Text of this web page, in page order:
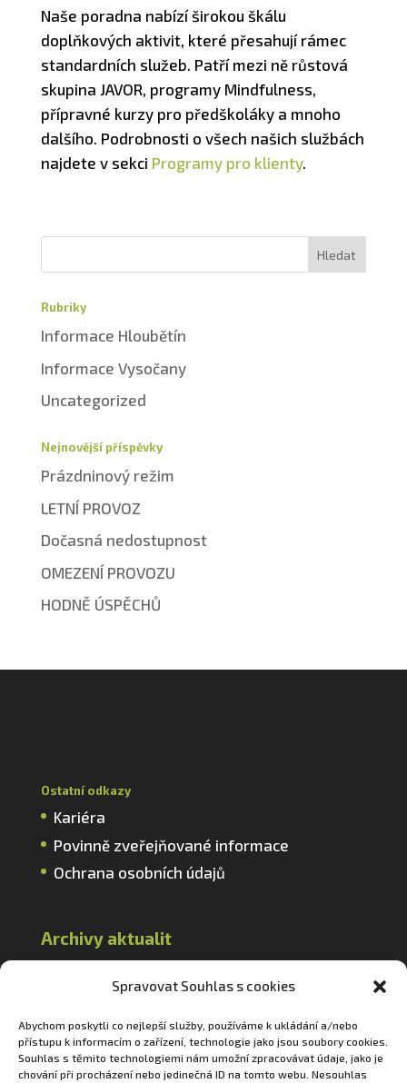
Spravovat Souhlas s cookies
Abychom poskytli co nejlepší služby, používáme k ukládání a/nebo
přístupu k informacím o zařízení, technologie jako jsou soubory cookies.
Souhlas s těmito technologiemi nám umožní zpracovávat údaje, jako je
chování při procházení nebo jedinečná ID na tomto webu. Nesouhlas
Naše poradna nabízí širokou škálu
doplňkových aktivit, které přesahují rámec
standardních služeb. Patří mezi ně růstová
skupina JAVOR, programy Mindfulness,
přípravné kurzy pro předškoláky a mnoho
dalšího. Podrobnosti o všech našich službách
najdete v sekci Programy pro klienty.
Rubriky
Informace Hloubětín
Informace Vysočany
Uncategorized
Nejnovější příspěvky
Prázdninový režim
LETNÍ PROVOZ
Dočasná nedostupnost
OMEZENÍ PROVOZU
HODNĚ ÚSPĚCHŮ
Ostatní odkazy
Kariéra
Povinně zveřejňované informace
Ochrana osobních údajů
Archivy aktualit
2024
2023